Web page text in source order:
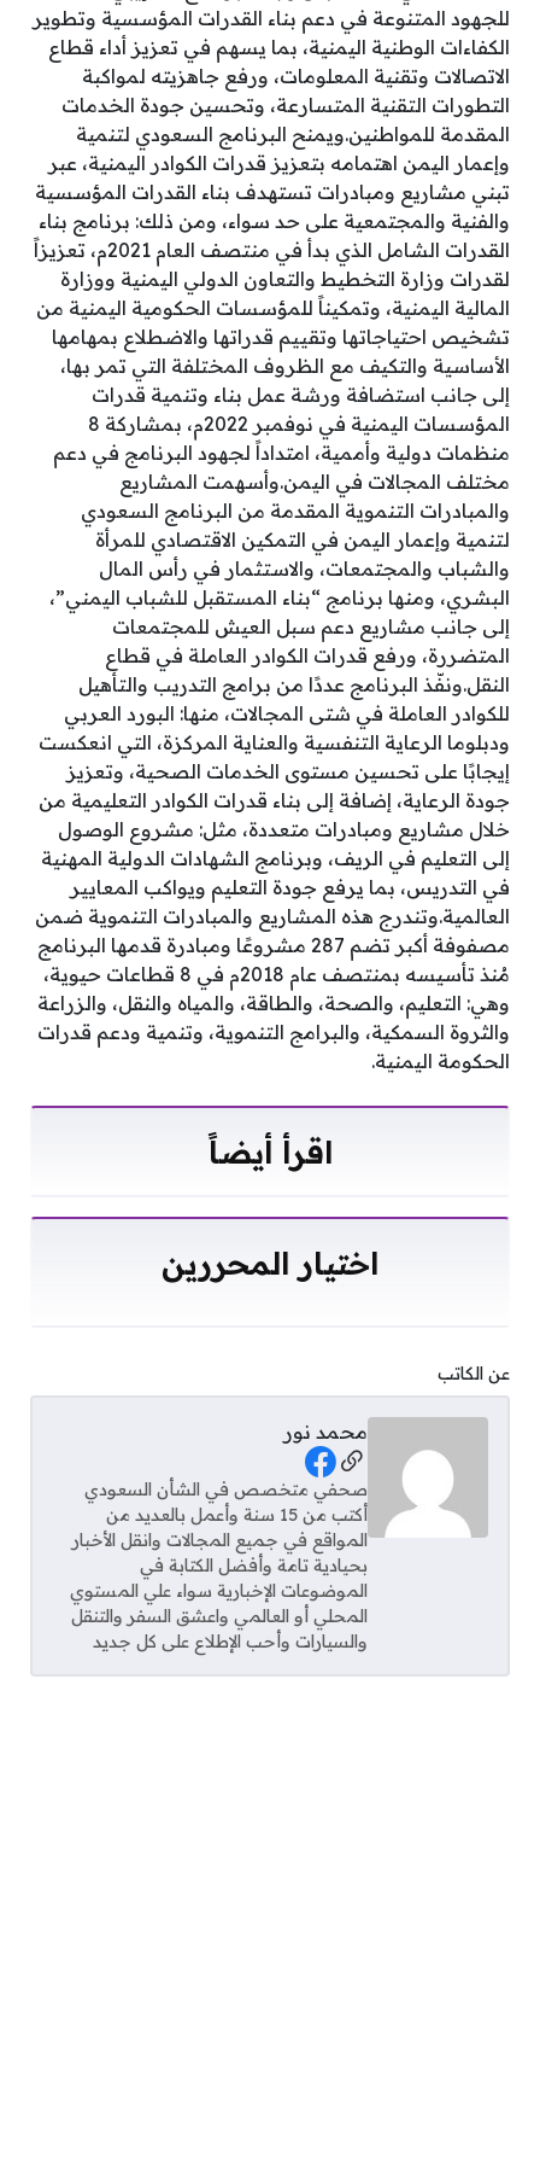
للجهود المتنوعة في دعم بناء القدرات المؤسسية وتطوير
الكفاءات الوطنية اليمنية، بما يسهم في تعزيز أداء قطاع
الاتصالات وتقنية المعلومات، ورفع جاهزيته لمواكبة
التطورات التقنية المتسارعة، وتحسين جودة الخدمات
المقدمة للمواطنين.ويمنح البرنامج السعودي لتنمية
وإعمار اليمن اهتمامه بتعزيز قدرات الكوادر اليمنية، عبر
تبني مشاريع ومبادرات تستهدف بناء القدرات المؤسسية
والفنية والمجتمعية على حد سواء، ومن ذلك: برنامج بناء
القدرات الشامل الذي بدأ في منتصف العام 2021م، تعزيزاً
لقدرات وزارة التخطيط والتعاون الدولي اليمنية ووزارة
المالية اليمنية، وتمكيناً للمؤسسات الحكومية اليمنية من
تشخيص احتياجاتها وتقييم قدراتها والاضطلاع بمهامها
الأساسية والتكيف مع الظروف المختلفة التي تمر بها،
إلى جانب استضافة ورشة عمل بناء وتنمية قدرات
المؤسسات اليمنية في نوفمبر 2022م، بمشاركة 8
منظمات دولية وأممية، امتداداً لجهود البرنامج في دعم
مختلف المجالات في اليمن.وأسهمت المشاريع
والمبادرات التنموية المقدمة من البرنامج السعودي
لتنمية وإعمار اليمن في التمكين الاقتصادي للمرأة
والشباب والمجتمعات، والاستثمار في رأس المال
البشري، ومنها برنامج “بناء المستقبل للشباب اليمني”،
إلى جانب مشاريع دعم سبل العيش للمجتمعات
المتضررة، ورفع قدرات الكوادر العاملة في قطاع
النقل.ونفّذ البرنامج عددًا من برامج التدريب والتأهيل
للكوادر العاملة في شتى المجالات، منها: البورد العربي
ودبلوما الرعاية التنفسية والعناية المركزة، التي انعكست
إيجابًا على تحسين مستوى الخدمات الصحية، وتعزيز
جودة الرعاية، إضافة إلى بناء قدرات الكوادر التعليمية من
خلال مشاريع ومبادرات متعددة، مثل: مشروع الوصول
إلى التعليم في الريف، وبرنامج الشهادات الدولية المهنية
في التدريس، بما يرفع جودة التعليم ويواكب المعايير
العالمية.وتندرج هذه المشاريع والمبادرات التنموية ضمن
مصفوفة أكبر تضم 287 مشروعًا ومبادرة قدمها البرنامج
مُنذ تأسيسه بمنتصف عام 2018م في 8 قطاعات حيوية،
وهي: التعليم، والصحة، والطاقة، والمياه والنقل، والزراعة
والثروة السمكية، والبرامج التنموية، وتنمية ودعم قدرات
الحكومة اليمنية.
اقرأ أيضاً
اختيار المحررين
عن الكاتب
محمد نور
Social Links
صحفي متخصص في الشأن السعودي
أكتب من 15 سنة وأعمل بالعديد من
المواقع في جميع المجالات وانقل الأخبار
بحيادية تامة وأفضل الكتابة في
الموضوعات الإخبارية سواء علي المستوي
المحلي أو العالمي واعشق السفر والتنقل
والسيارات وأحب الإطلاع على كل جديد